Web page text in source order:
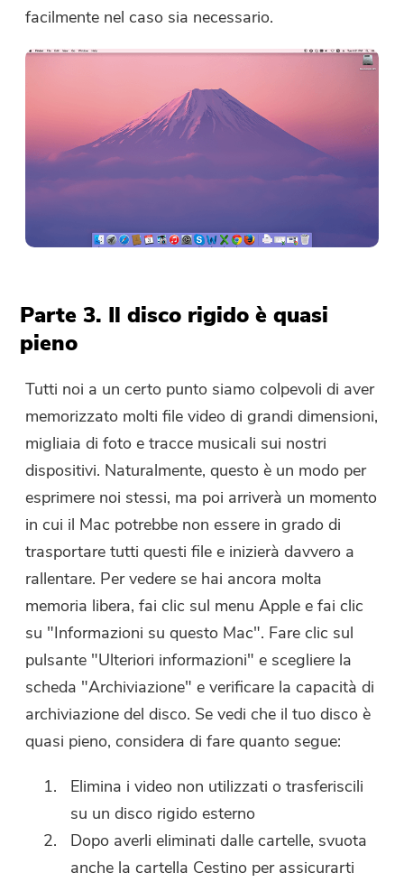
facilmente nel caso sia necessario.
Parte 3. Il disco rigido è quasi
pieno
Tutti noi a un certo punto siamo colpevoli di aver
memorizzato molti file video di grandi dimensioni,
migliaia di foto e tracce musicali sui nostri
dispositivi. Naturalmente, questo è un modo per
esprimere noi stessi, ma poi arriverà un momento
in cui il Mac potrebbe non essere in grado di
trasportare tutti questi file e inizierà davvero a
rallentare. Per vedere se hai ancora molta
memoria libera, fai clic sul menu Apple e fai clic
su "Informazioni su questo Mac". Fare clic sul
pulsante "Ulteriori informazioni" e scegliere la
scheda "Archiviazione" e verificare la capacità di
archiviazione del disco. Se vedi che il tuo disco è
quasi pieno, considera di fare quanto segue:
Elimina i video non utilizzati o trasferiscili
su un disco rigido esterno
Dopo averli eliminati dalle cartelle, svuota
anche la cartella Cestino per assicurarti